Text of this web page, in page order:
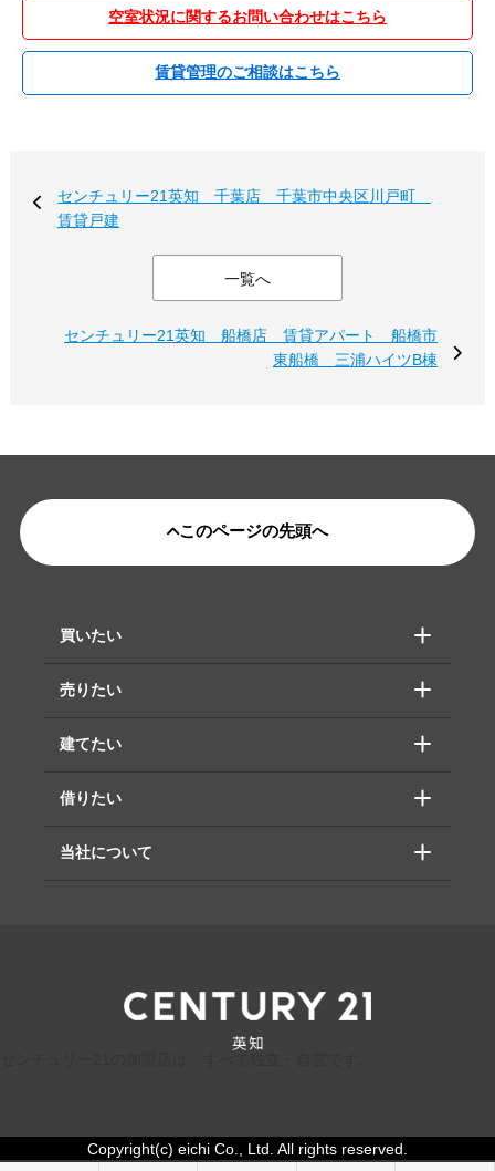
空室状況に関するお問い合わせはこちら
賃貸管理のご相談はこちら
センチュリー21英知 千葉店 千葉市中央区川戸町
賃貸戸建
一覧へ
センチュリー21英知 船橋店 賃貸アパート 船橋市
東船橋 三浦ハイツB棟
このページの先頭へ
買いたい
売りたい
建てたい
借りたい
当社について
Copyright(c) eichi Co., Ltd. All rights reserved.